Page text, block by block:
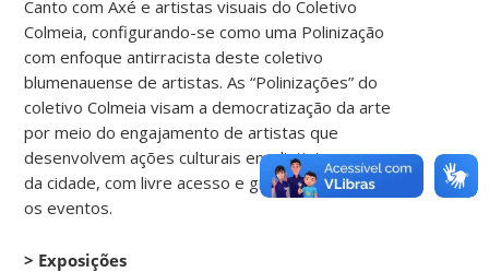
Canto com Axé e artistas visuais do Coletivo
Colmeia, configurando-se como uma Polinização
com enfoque antirracista deste coletivo
blumenauense de artistas. As “Polinizações” do
coletivo Colmeia visam a democratização da arte
por meio do engajamento de artistas que
desenvolvem ações culturais em distintos espaços
da cidade, com livre acesso e gratuidade em todos
os eventos.
> Exposições